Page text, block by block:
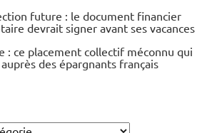
future : le document financier
devrait signer avant ses vacances
: ce placement collectif méconnu qui
des épargnants français